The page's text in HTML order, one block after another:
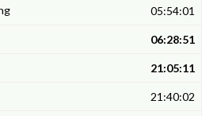
05:54:01
06:28:51
21:05:11
21:40:02